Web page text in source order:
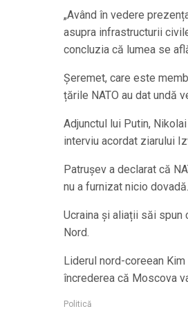
„Având în vedere
asupra infrastructurii
concluzia că lumea se
Șeremet, care este
țările NATO au dat undă
Adjunctul lui Putin,
interviu acordat ziarului
Patrușev a declarat că
nu a furnizat nicio dovadă.
Ucraina și aliații săi spun
Nord.
Liderul nord-coreean
încrederea că Moscova
Politică